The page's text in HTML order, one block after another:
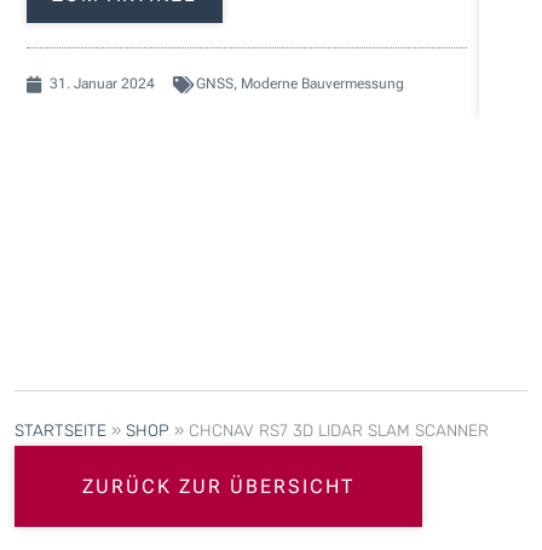
31. Januar 2024 GNSS, Moderne Bauvermessung
STARTSEITE » SHOP » CHCNAV RS7 3D LIDAR SLAM SCANNER
ZURÜCK ZUR ÜBERSICHT